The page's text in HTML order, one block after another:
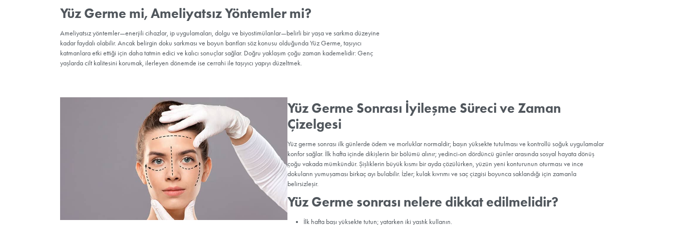
Yüz Germe Nasıl Yapılır?
Yüz germe, çoğunlukla genel anestezi altında gerçekleştirilir. Kulak önü/arkası ve saçlı deride gizlenen kesilerle SMAS
tabakasına erişilir. Bu plan dikkatle serbestleştirilir, gerektiğinde yeniden konumlandırılır ve özel dikişlerle sabitlenir. Fazla
cilt, doğal saç çizgilerini ve kulak kıvrımlarını taklit edecek şekilde çıkarılır. Boyun bölgesinde bantlaşma belirginse, ek
küçük bir kesiyle platisma bantları onarılır. Kan birikimini önlemek için geçici drenler kullanılabilir.
Yüz Germe ile Kombine Edilebilen İşlemler
Yüz Germe tek başına etkileyici sonuçlar verebilse de, bütüncül bir gençleşme için ek işlemler değerlendirilebilir.